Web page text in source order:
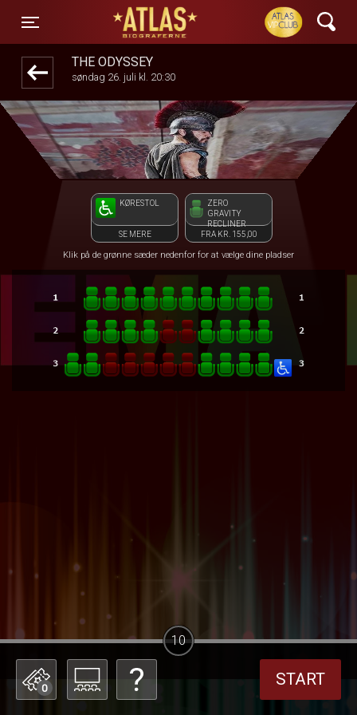
Toggle navigation
ATLAS Biograferne
THE ODYSSEY
søndag 26. juli kl. 20:30
KØRESTOL
SE MERE
ZERO
GRAVITY
RECLINER
FRA KR. 155,00
Klik på de grønne sæder nedenfor for at vælge dine pladser
0 START
10
front03-cc 125926